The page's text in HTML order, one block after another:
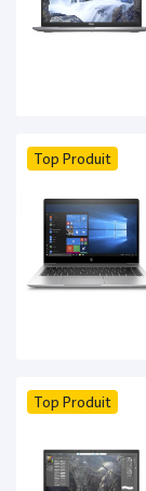
Top Produit
Top Produit